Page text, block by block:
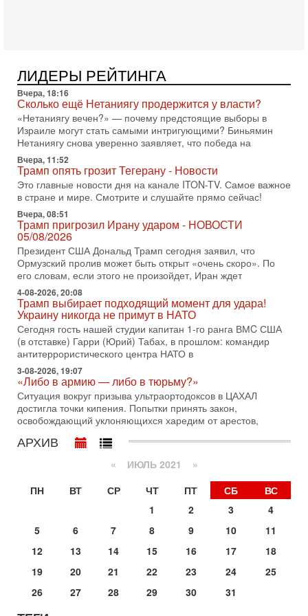
Битва за разоружение ХАМАСа - НОВОСТИ
31/07/2026
Сегодня президент США Дональд Трамп заявил о
достижении исторического соглашения о полном
разоружении ХАМАСа и других вооруженных группировок в
30-07-2026, 17:59
Иран доведет Трампа до крайних мер? Разбор и
оценка от военного обозревателя Давида Шарпа
Ситуация вокруг противостояния Ирана и США накаляется
с каждым днем. Почему Трамп в самый последний момент
отменил решение о нанесении тяжелых ударов
30-07-2026, 16:54
Покупатель авиакомпании «Аркия» намерен
запретить полеты по субботам!
Вокруг возможной продажи авиакомпании «Аркия»
разгорается громкий конфликт.
30-07-2026, 08:16
Трамп готовит удар по Ирану - НОВОСТИ 30/07/2026
Президент США Дональд Трамп сегодня рассматривает
возможность масштабной военной операции против Ирана
после ракетной атаки на американскую базу в
29-07-2026, 18:28
Трамп взбешен атакой на базы! Иран играет с огнем.
Израиль меняет курс
В эфире телеканала ITON-TV политолог Цви Маген,
дипломат, в прошлом - старший офицер военной разведки
АМАН, глава спецслужбы "Натив", ‎Чрезвычайный и
29-07-2026, 15:31
повышает готовность. Развязка все ближе!
В эфире телеканала ITON-TV Григорий Тамар, офицер
ЦАХАЛа в отставке, писатель, журналист, военный историк.
Ведет программу Александр Гур-Арье.
29-07-2026, 11:48
Соцработники выходит на "тропу войны" с местными
властями
могут перейти к акциям протеста. Гистадрут объявил о
начале трудового спора между Профсоюзом
ЛИДЕРЫ РЕЙТИНГА
Вчера, 18:16
Сколько ещё Нетаниягу продержится у власти?
«Нетаниягу вечен?» — почему предстоящие выборы в
Израиле могут стать самыми интригующими? Биньямин
Нетаниягу снова уверенно заявляет, что победа на
Вчера, 11:52
Трамп опять грозит Тегерану - Новости
Это главные новости дня на канале ITON-TV. Самое важное
в стране и мире. Смотрите и слушайте прямо сейчас!
Вчера, 08:51
Трамп пригрозил Ирану ударом - НОВОСТИ
05/08/2026
Президент США Дональд Трамп сегодня заявил, что
Ормузский пролив может быть открыт «очень скоро». По
его словам, если этого не произойдет, Иран ждет
4-08-2026, 20:08
Трамп выбирает подходящий момент для удара!
Украину никогда не примут в НАТО
Сегодня гость нашей студии капитан 1-го ранга ВМC США
(в отставке) Гарри (Юрий) Табах, в прошлом: командир
антитеррористического центра НАТО в
3-08-2026, 19:07
«Либо в армию — либо в тюрьму?»
Ситуация вокруг призыва ультраортодоксов в ЦАХАЛ
достигла точки кипения. Попытки принять закон,
освобождающий уклоняющихся харедим от арестов,
АРХИВ
« ИЮЛЬ 2021 »
ПН
ВТ СР ЧТ ПТ СБ
ВС
1
2 3
4
5
6 7 8 9 10
11
12
13 14 15 16 17
18
19
20 21 22 23 24
25
26
27 28 29 30 31